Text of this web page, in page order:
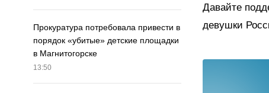
Прокуратура потребовала привести в
порядок «убитые» детские площадки
в Магнитогорске
13:50
Давайте
девушки